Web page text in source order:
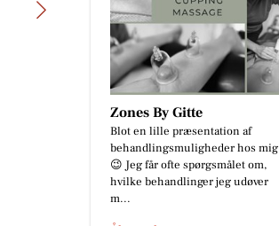
Zones By Gitte
Blot en lille præsentation af
behandlingsmuligheder hos mig
😉 Jeg får ofte spørgsmålet om,
hvilke behandlinger jeg udøver
m...